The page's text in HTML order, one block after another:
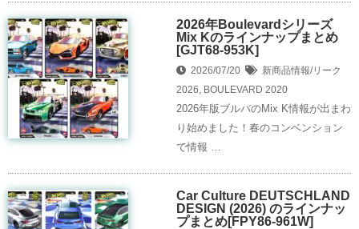
2026年Boulevardシリーズ
Mix Kのラインナップまとめ
[GJT68-953K]
2026/07/20
新商品情報/リーク
2026, BOULEVARD 2020
2026年版ブルバのMix K情報が出まわ
り始めました！春のコンベンション
で情報 …
Car Culture DEUTSCHLAND
DESIGN (2026) のラインナッ
プまとめ[FPY86-961W]